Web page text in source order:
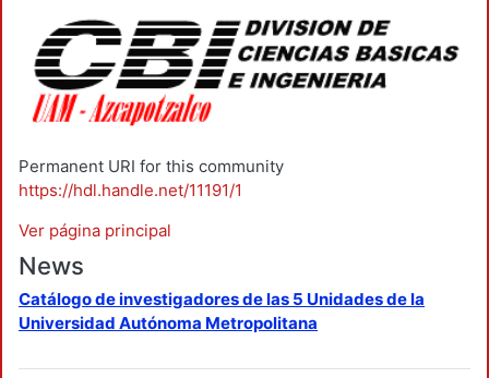
Permanent URI for this community
https://hdl.handle.net/11191/1
Ver página principal
News
Catálogo de investigadores de las 5 Unidades de la
Universidad Autónoma Metropolitana